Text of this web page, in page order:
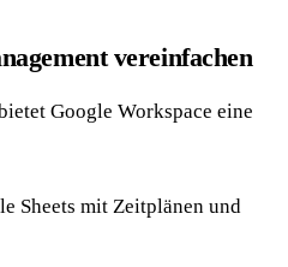
vereinfachen
Google Workspace eine
Sheets mit Zeitplänen und